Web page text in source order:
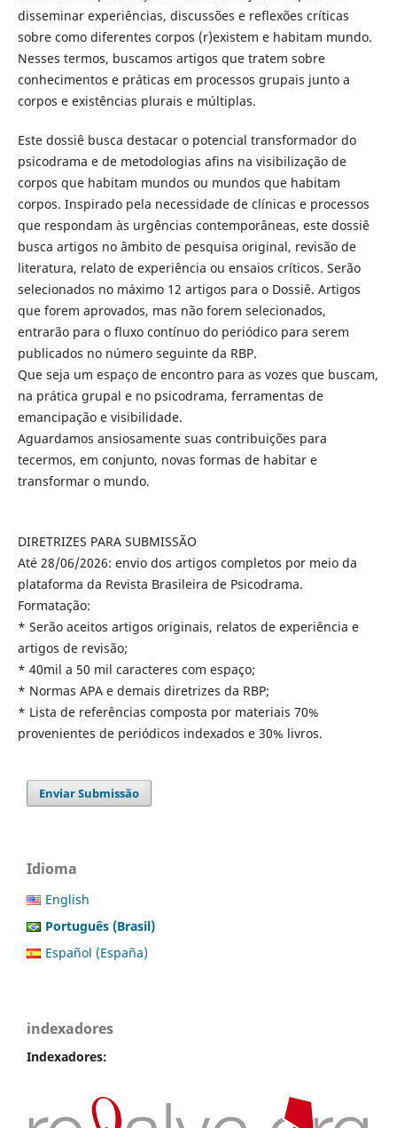
disseminar experiências, discussões e reflexões críticas
sobre como diferentes corpos (r)existem e habitam mundo.
Nesses termos, buscamos artigos que tratem sobre
conhecimentos e práticas em processos grupais junto a
corpos e existências plurais e múltiplas.
Este dossiê busca destacar o potencial transformador do
psicodrama e de metodologias afins na visibilização de
corpos que habitam mundos ou mundos que habitam
corpos. Inspirado pela necessidade de clínicas e processos
que respondam às urgências contemporâneas, este dossiê
busca artigos no âmbito de pesquisa original, revisão de
literatura, relato de experiência ou ensaios críticos. Serão
selecionados no máximo 12 artigos para o Dossiê. Artigos
que forem aprovados, mas não forem selecionados,
entrarão para o fluxo contínuo do periódico para serem
publicados no número seguinte da RBP.
Que seja um espaço de encontro para as vozes que buscam,
na prática grupal e no psicodrama, ferramentas de
emancipação e visibilidade.
Aguardamos ansiosamente suas contribuições para
tecermos, em conjunto, novas formas de habitar e
transformar o mundo.
DIRETRIZES PARA SUBMISSÃO
Até 28/06/2026: envio dos artigos completos por meio da
plataforma da Revista Brasileira de Psicodrama.
Formatação:
* Serão aceitos artigos originais, relatos de experiência e
artigos de revisão;
* 40mil a 50 mil caracteres com espaço;
* Normas APA e demais diretrizes da RBP;
* Lista de referências composta por materiais 70%
provenientes de periódicos indexados e 30% livros.
Enviar Submissão
Idioma
English
Português (Brasil)
Español (España)
indexadores
Indexadores: